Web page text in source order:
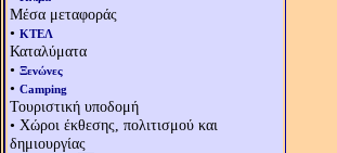
Μέσα μεταφοράς
• ΚΤΕΛ
Καταλύματα
• Ξενώνες
• Camping
Τουριστική υποδομή
• Χώροι έκθεσης, πολιτισμού και
δημιουργίας